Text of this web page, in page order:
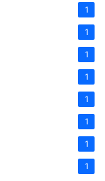
1
1
1
1
1
1
1
1